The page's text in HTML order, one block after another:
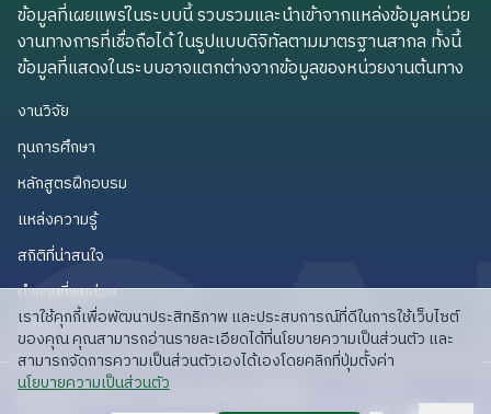
ข้อมูลที่เผยแพร่ในระบบนี้ รวบรวมและนำเข้าจากแหล่งข้อมูลหน่วย
งานทางการที่เชื่อถือได้ ในรูปแบบดิจิทัลตามมาตรฐานสากล ทั้งนี้
ข้อมูลที่แสดงในระบบอาจแตกต่างจากข้อมูลของหน่วยงานต้นทาง
งานวิจัย
ทุนการศึกษา
หลักสูตรฝึกอบรม
แหล่งความรู้แหล่งความรู้
สถิติที่น่าสนใจ
คำถามที่พบบ่อยคำถามที่พบบ่อย
API สำหรับนักพัฒนาAPI สำหรับนักพัฒนา
ลิขสิทธิ์ © 2025 สวก: สำนักงานพัฒนาการวิจัย
เราใช้คุกกี้เพื่อพัฒนาประสิทธิภาพ และประสบการณ์ที่ดีในการใช้เว็บไซต์
ของคุณ คุณสามารถอ่านรายละเอียดได้ที่นโยบายความเป็นส่วนตัว และ
สามารถจัดการความเป็นส่วนตัวเองได้เองโดยคลิกที่ปุ่มตั้งค่า
read privacy policy
นโยบายความเป็นส่วนตัว